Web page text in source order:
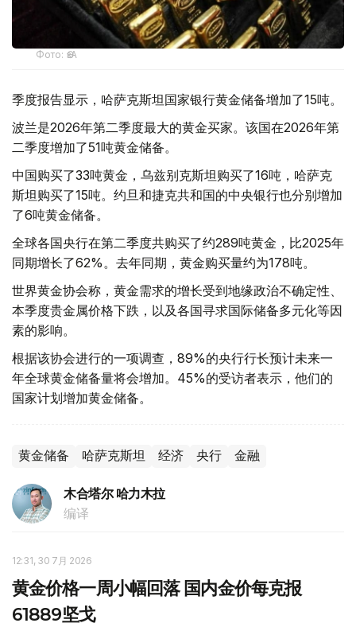
Фото: ӨзА
季度报告显示，哈萨克斯坦国家银行黄金储备增加了15吨。
波兰是2026年第二季度最大的黄金买家。该国在2026年第
二季度增加了51吨黄金储备。
中国购买了33吨黄金，乌兹别克斯坦购买了16吨，哈萨克
斯坦购买了15吨。约旦和捷克共和国的中央银行也分别增加
了6吨黄金储备。
全球各国央行在第二季度共购买了约289吨黄金，比2025年
同期增长了62%。去年同期，黄金购买量约为178吨。
世界黄金协会称，黄金需求的增长受到地缘政治不确定性、
本季度贵金属价格下跌，以及各国寻求国际储备多元化等因
素的影响。
根据该协会进行的一项调查，89%的央行行长预计未来一
年全球黄金储备量将会增加。45%的受访者表示，他们的
国家计划增加黄金储备。
黄金储备 哈萨克斯坦 经济 央行 金融
木合塔尔 哈力木拉
编译
12:31, 30 7月 2026
黄金价格一周小幅回落 国内金价每克报
61889坚戈